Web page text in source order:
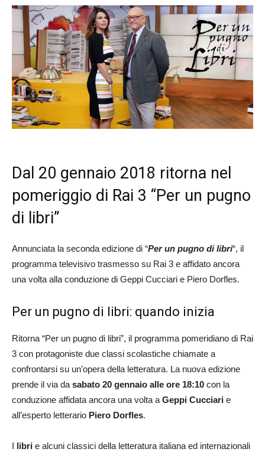
Dal 20 gennaio 2018 ritorna nel
pomeriggio di Rai 3 “Per un pugno
di libri”
Annunciata la seconda edizione di “Per un pugno di libri“, il
programma televisivo trasmesso su Rai 3 e affidato ancora
una volta alla conduzione di Geppi Cucciari e Piero Dorfles.
Per un pugno di libri: quando inizia
Ritorna “Per un pugno di libri”, il programma pomeridiano di Rai
3 con protagoniste due classi scolastiche chiamate a
confrontarsi su un’opera della letteratura. La nuova edizione
prende il via da sabato 20 gennaio alle ore 18:10 con la
conduzione affidata ancora una volta a Geppi Cucciari e
all’esperto letterario Piero Dorfles.
I libri e alcuni classici della letteratura italiana ed internazionali